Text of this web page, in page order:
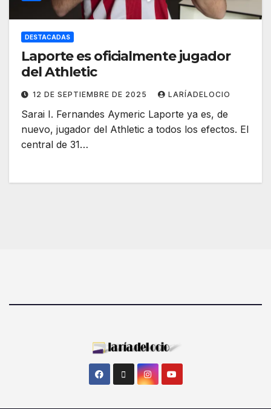
DESTACADAS
Laporte es oficialmente jugador
del Athletic
12 DE SEPTIEMBRE DE 2025 LARÍADELOCIO
Sarai I. Fernandes Aymeric Laporte ya es, de
nuevo, jugador del Athletic a todos los efectos. El
central de 31…